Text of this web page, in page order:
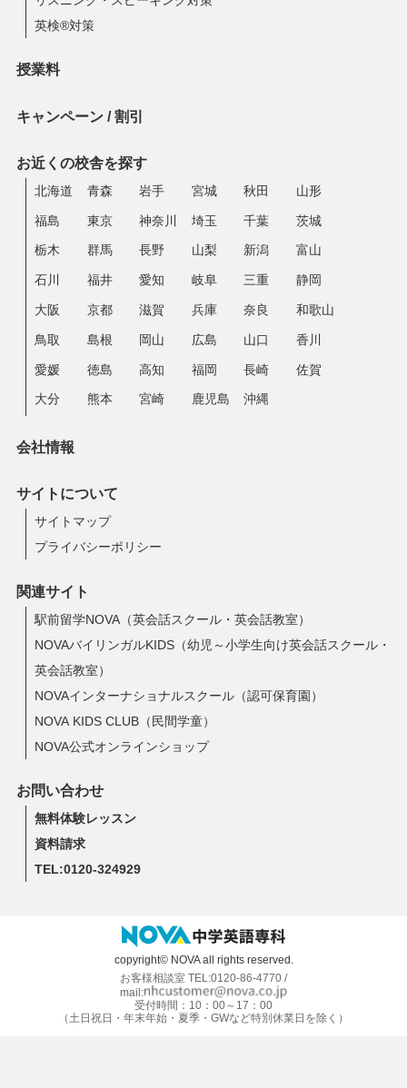
英検®対策
授業料
キャンペーン / 割引
お近くの校舎を探す
北海道 青森 岩手 宮城 秋田 山形
福島 東京 神奈川 埼玉 千葉 茨城
栃木 群馬 長野 山梨 新潟 富山
石川 福井 愛知 岐阜 三重 静岡
大阪 京都 滋賀 兵庫 奈良 和歌山
鳥取 島根 岡山 広島 山口 香川
愛媛 徳島 高知 福岡 長崎 佐賀
大分 熊本 宮崎 鹿児島 沖縄
会社情報
サイトについて
サイトマップ
プライバシーポリシー
関連サイト
駅前留学NOVA（英会話スクール・英会話教室）
NOVAバイリンガルKIDS（幼児～小学生向け英会話スクール・
英会話教室）
NOVAインターナショナルスクール（認可保育園）
NOVA KIDS CLUB（民間学童）
NOVA公式オンラインショップ
お問い合わせ
無料体験レッスン
資料請求
TEL:0120-324929
copyright© NOVA all rights reserved.
お客様相談室 TEL:0120-86-4770 /
mail:
受付時間：10：00～17：00
（土日祝日・年末年始・夏季・GWなど特別休業日を除く）